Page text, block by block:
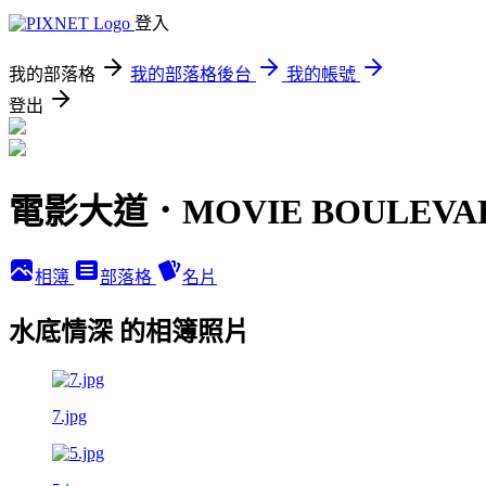
登入
我的部落格 我的部落格後台
我的帳號
登出
電影大道．MOVIE
相簿 部落格 名片
水底情深 的相簿照片
7.jpg